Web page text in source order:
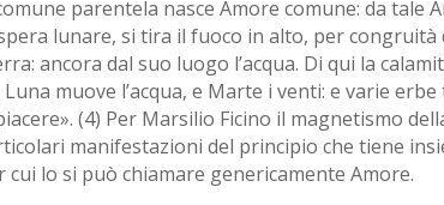
parentela nasce Amore comune: da tale
lunare, si tira il fuoco in alto, per
ancora dal suo luogo l’acqua. Di qui la
muove l’acqua, e Marte i venti: e varie
(4) Per Marsilio Ficino il magnetismo
manifestazioni del principio che tiene
cui lo si può chiamare genericamente Amore.